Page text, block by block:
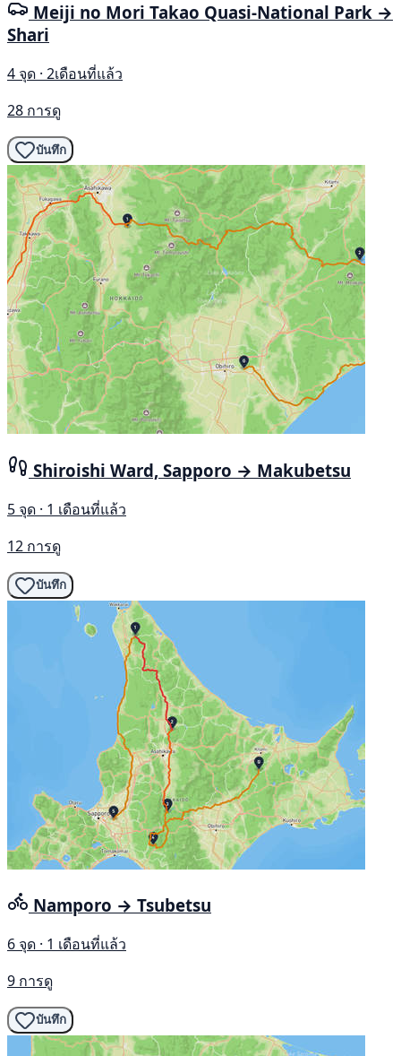
Meiji no Mori Takao Quasi-National Park →
Shari
4 จุด · 2เดือนที่แล้ว
28 การดู
บันทึก
Shiroishi Ward, Sapporo → Makubetsu
5 จุด · 1 เดือนที่แล้ว
12 การดู
บันทึก
Namporo → Tsubetsu
6 จุด · 1 เดือนที่แล้ว
9 การดู
บันทึก